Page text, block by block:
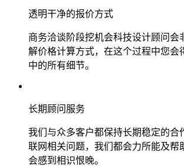
透明干净的报价方式
商务洽谈阶段挖机会科技设计顾问会
解价格计算方式，在这个过程中您会
中的所有细节。
长期顾问服务
我们与众多客户都保持长期稳定的合
联网相关问题，我们都会力所能及帮
会感到相识恨晚。